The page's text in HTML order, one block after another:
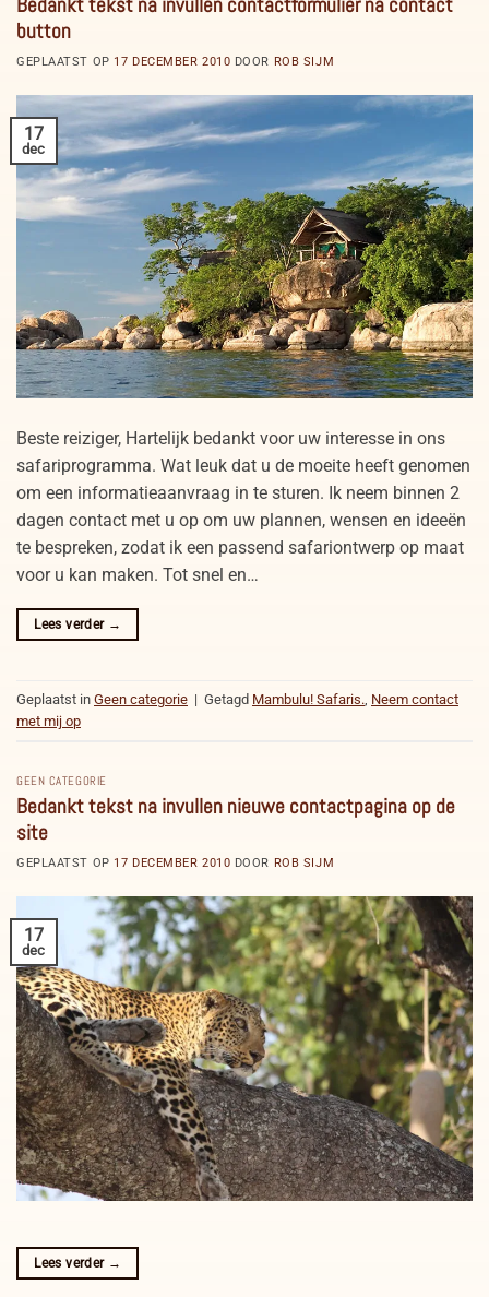
button
GEPLAATST OP 17 DECEMBER 2010 DOOR ROB SIJM
17
dec
Beste reiziger, Hartelijk bedankt voor uw interesse in ons
safariprogramma. Wat leuk dat u de moeite heeft genomen
om een informatieaanvraag in te sturen. Ik neem binnen 2
dagen contact met u op om uw plannen, wensen en ideeën
te bespreken, zodat ik een passend safariontwerp op maat
voor u kan maken. Tot snel en…
Lees verder →
Geplaatst in Geen categorie | Getagd Mambulu! Safaris. Neem contact
met mij op
GEEN CATEGORIE
Bedankt tekst na invullen nieuwe contactpagina op de
site
GEPLAATST OP 17 DECEMBER 2010 DOOR ROB SIJM
17
dec
Lees verder →